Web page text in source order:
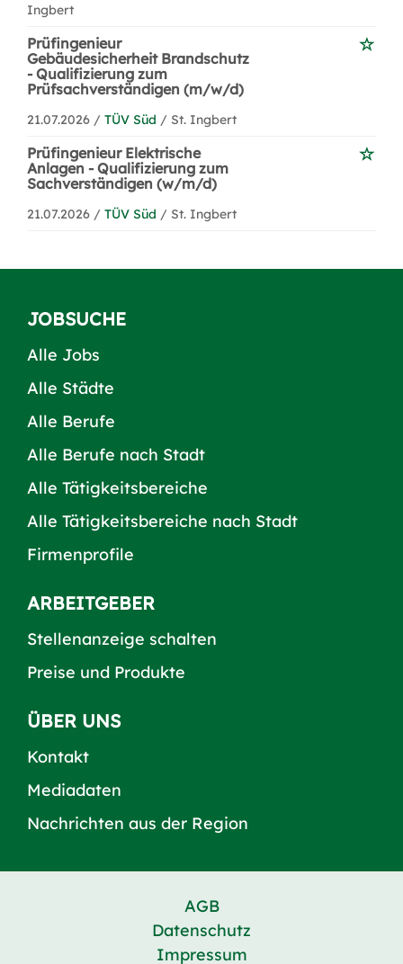
Ingbert
Prüfingenieur
Gebäudesicherheit Brandschutz
- Qualifizierung zum
Prüfsachverständigen (m/w/d)
21.07.2026 / TÜV Süd / St. Ingbert
Prüfingenieur Elektrische
Anlagen - Qualifizierung zum
Sachverständigen (w/m/d)
21.07.2026 / TÜV Süd / St. Ingbert
JOBSUCHE
Alle Jobs
Alle Städte
Alle Berufe
Alle Berufe nach Stadt
Alle Tätigkeitsbereiche
Alle Tätigkeitsbereiche nach Stadt
Firmenprofile
ARBEITGEBER
Stellenanzeige schalten
Preise und Produkte
ÜBER UNS
Kontakt
Mediadaten
Nachrichten aus der Region
AGB
Datenschutz
Impressum